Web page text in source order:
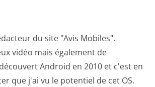
du site "Avis Mobiles".
vidéo mais également de
Android en 2010 et c'est en
que j'ai vu le potentiel de cet OS.